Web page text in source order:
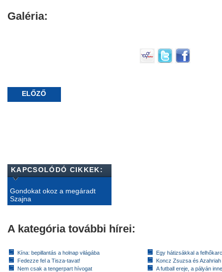
Galéria:
ELŐZŐ
KAPCSOLÓDÓ CIKKEK:
Gondokat okoz a megáradt
Szajna
A kategória további hírei:
Kína: bepillantás a holnap világába
Fedezze fel a Tisza-tavat!
Nem csak a tengerpart hívogat
Egy hátizsákkal a
Koncz Zsuzsa és
A futball ereje, a pályán